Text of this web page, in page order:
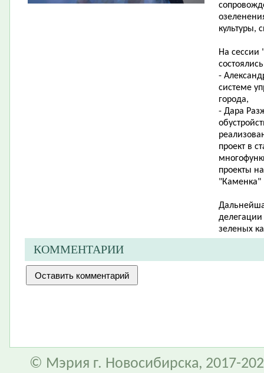
культуры,
На сессии
-
системе
города,
- Дара
проект в
проекты
"Каменка"
зеленых
КОММЕНТАРИИ
© Мэрия г. Новосибирска, 2017-